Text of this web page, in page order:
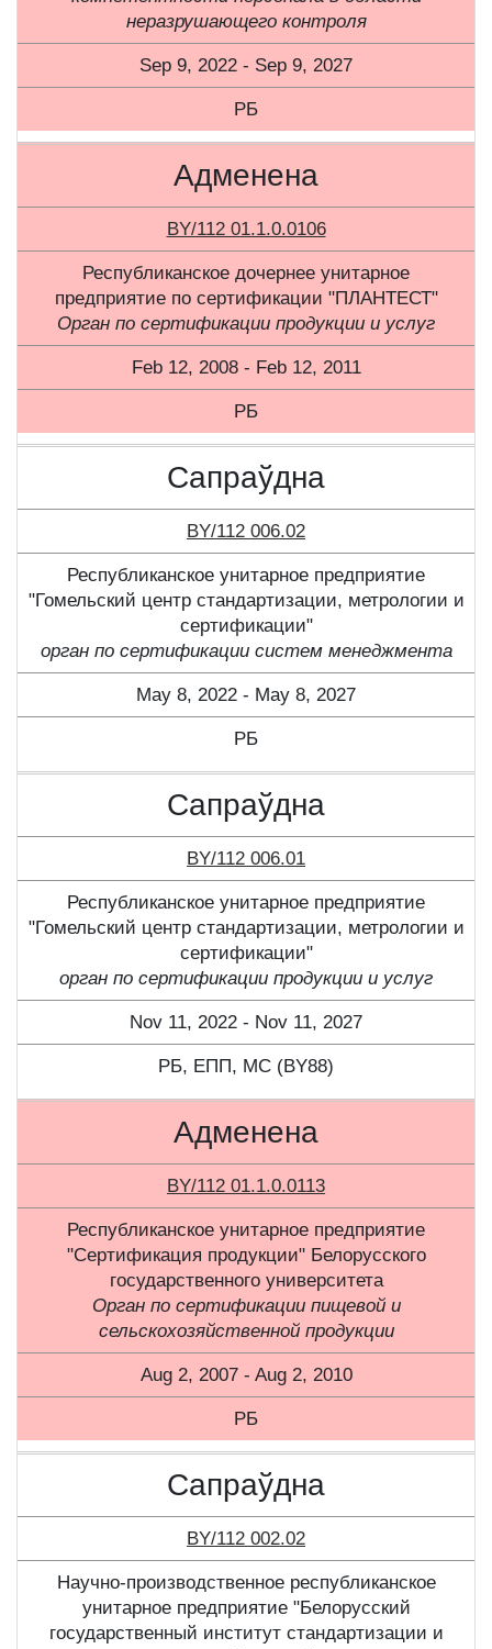
неразрушающего контроля
Sep 9, 2022 - Sep 9, 2027
РБ
Адменена
BY/112 01.1.0.0106
Республиканское дочернее унитарное
предприятие по сертификации "ПЛАНТЕСТ"
Орган по сертификации продукции и услуг
Feb 12, 2008 - Feb 12, 2011
РБ
Сапраўдна
BY/112 006.02
Республиканское унитарное предприятие
"Гомельский центр стандартизации, метрологии и
сертификации"
орган по сертификации систем менеджмента
May 8, 2022 - May 8, 2027
РБ
Сапраўдна
BY/112 006.01
Республиканское унитарное предприятие
"Гомельский центр стандартизации, метрологии и
сертификации"
орган по сертификации продукции и услуг
Nov 11, 2022 - Nov 11, 2027
РБ, ЕПП, МС (BY88)
Адменена
BY/112 01.1.0.0113
Республиканское унитарное предприятие
"Сертификация продукции" Белорусского
государственного университета
Орган по сертификации пищевой и
сельскохозяйственной продукции
Aug 2, 2007 - Aug 2, 2010
РБ
Сапраўдна
BY/112 002.02
Научно-производственное республиканское
унитарное предприятие "Белорусский
государственный институт стандартизации и